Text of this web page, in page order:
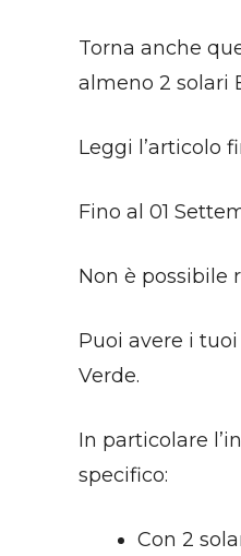
Torna anche
almeno 2 solari
Leggi l’articolo
Fino al 01
Non è possibile
Puoi avere i
Verde.
In particolare
specifico:
Con 2